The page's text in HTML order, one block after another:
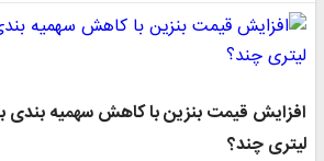
افزایش قیمت بنزین با کاهش سهمیه بندی
لیتری چند؟